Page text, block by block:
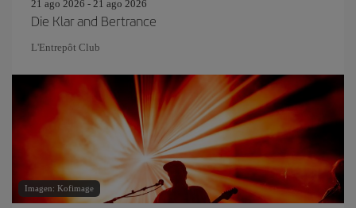
21 ago 2026 - 21 ago 2026
Die Klar and Bertrance
L'Entrepôt Club
Imagen: Kofimage